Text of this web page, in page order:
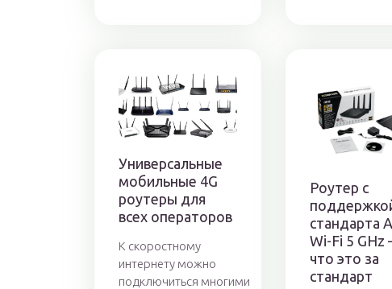
Универсальные
мобильные 4G
роутеры для
всех операторов
К скоростному
интернету можно
подключиться многими
Роутер с
стандарта
Wi-Fi 5
что это за
стандарт